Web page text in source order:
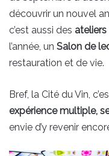
découvrir un nouvel
c’est aussi des
l’année, un Salon de
restauration et de vie.
Bref, la Cité du Vin,
expérience multiple,
envie d’y revenir